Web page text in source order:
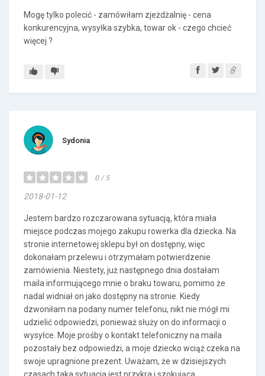
Mogę tylko polecić - zamówiłam zjeżdżalnię - cena
konkurencyjna, wysyłka szybka, towar ok - czego chcieć
więcej ?
Sydonia
0 / 5
2018-01-12
Jestem bardzo rozczarowana sytuacją, która miała
miejsce podczas mojego zakupu rowerka dla dziecka. Na
stronie internetowej sklepu był on dostępny, więc
dokonałam przelewu i otrzymałam potwierdzenie
zamówienia. Niestety, już następnego dnia dostałam
maila informującego mnie o braku towaru, pomimo że
nadal widniał on jako dostępny na stronie. Kiedy
dzwoniłam na podany numer telefonu, nikt nie mógł mi
udzielić odpowiedzi, ponieważ służy on do informacji o
wysyłce. Moje prośby o kontakt telefoniczny na maila
pozostały bez odpowiedzi, a moje dziecko wciąż czeka na
swoje upragnione prezent. Uważam, że w dzisiejszych